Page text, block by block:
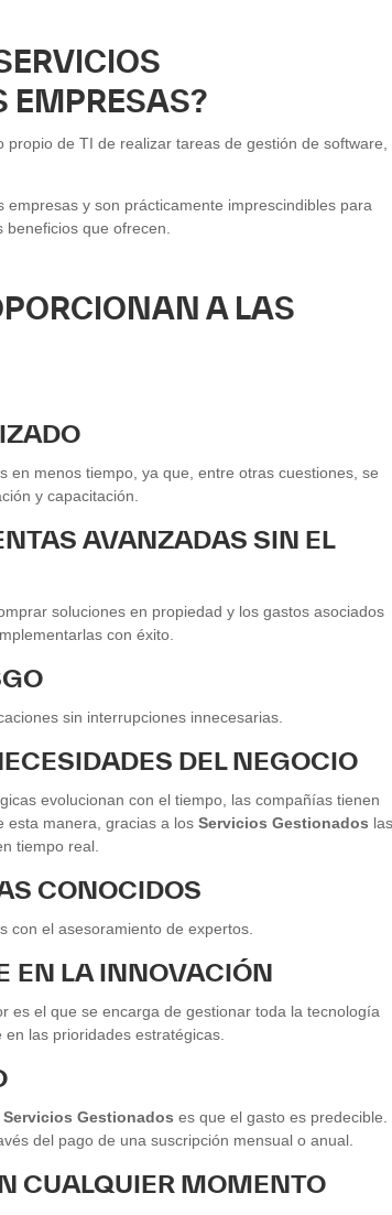
EMPRESAS?
propio de TI de realizar tareas de gestión de software,
y son prácticamente imprescindibles para
que ofrecen.
A LAS
en menos tiempo, ya que, entre otras cuestiones, se
y capacitación.
AVANZADAS SIN EL
soluciones en propiedad y los gastos asociados
con éxito.
sin interrupciones innecesarias.
DEL NEGOCIO
evolucionan con el tiempo, las compañías tienen
esta manera, gracias a los Servicios Gestionados las
tiempo real.
CONOCIDOS
con el asesoramiento de expertos.
EN LA INNOVACIÓN
es el que se encarga de gestionar toda la tecnología
las prioridades estratégicas.
Servicios Gestionados es que el gasto es predecible.
del pago de una suscripción mensual o anual.
CUALQUIER MOMENTO